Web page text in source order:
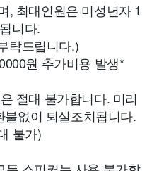
, 최대인원은 미성년자 1
니다.
탁드립니다.)
원 추가비용 발생*
절대 불가합니다. 미리
없이 퇴실조치됩니다.
불가)